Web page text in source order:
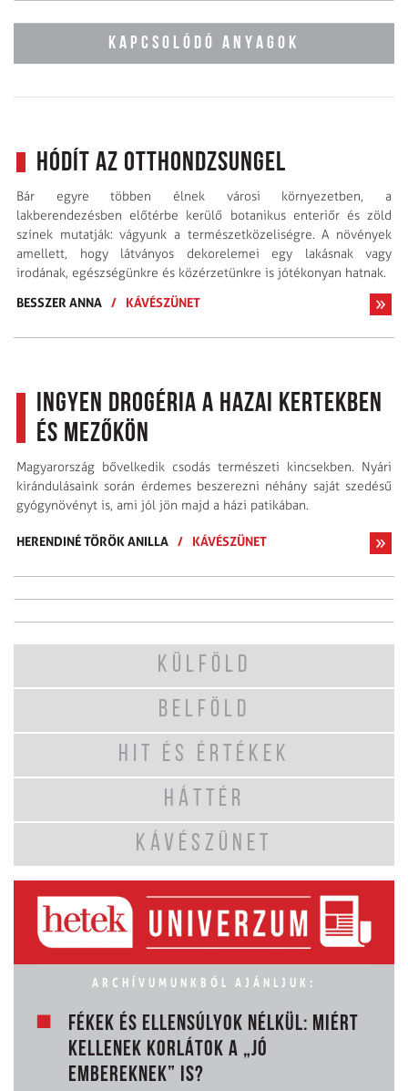
KAPCSOLÓDÓ ANYAGOK
Hódít az otthondzsungel
Bár egyre többen élnek városi környezetben, a
lakberendezésben előtérbe kerülő botanikus enteriőr és zöld
színek mutatják: vágyunk a természetközeliségre. A növények
amellett, hogy látványos dekorelemei egy lakásnak vagy
irodának, egészségünkre és köz­érzetünkre is jó­té­­­konyan hatnak.
BESSZER ANNA / KÁVÉSZÜNET
Ingyen drogéria a hazai kertekben
és mezőkön
Magyarország bő­velkedik csodás természeti kincsekben. Nyári
kirándulásaink során érdemes besze­rezni néhány saját szedésű
gyógynövényt is, ami jól jön majd a házi patikában.
HERENDINÉ TÖRÖK ANILLA / KÁVÉSZÜNET
KÜLFÖLD
BELFÖLD
HIT ÉS ÉRTÉKEK
HÁTTÉR
KÁVÉSZÜNET
ARCHÍVUMUNKBÓL AJÁNLJUK:
FÉKEK ÉS ELLENSÚLYOK NÉLKÜL: MIÉRT
KELLENEK KORLÁTOK A „JÓ
EMBEREKNEK” IS?